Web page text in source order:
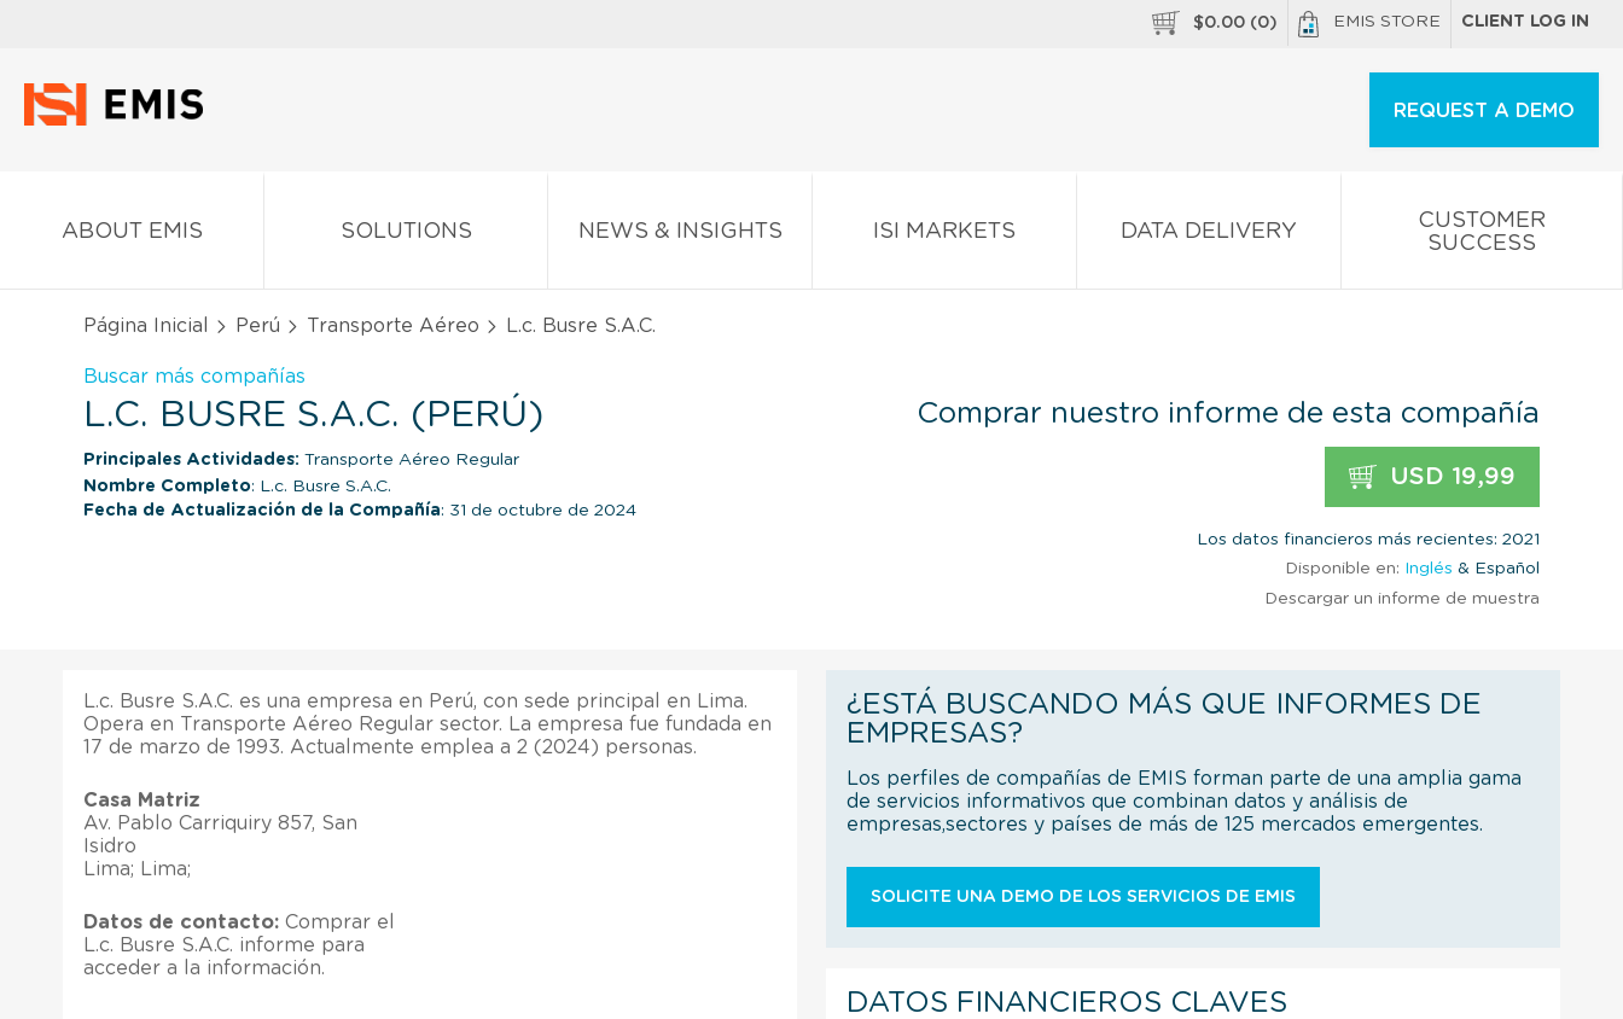
$0.00 (0) EMIS STORE CLIENT LOG IN
REQUEST A DEMO
ABOUT EMIS SOLUTIONS NEWS & INSIGHTS ISI MARKETS DATA DELIVERY
CUSTOMER
SUCCESS
Página Inicial Perú Transporte Aéreo L.c. Busre S.A.C.
Buscar más compañías
L.C. BUSRE S.A.C. (PERÚ)
Principales Actividades: Transporte Aéreo Regular
Nombre Completo: L.c. Busre S.A.C.
Fecha de Actualización de la Compañía: 31 de octubre de 2024
Comprar nuestro informe de esta compañía
USD 19,99
Los datos financieros más recientes: 2021
Disponible en: Inglés & Español
Descargar un informe de muestra
L.c. Busre S.A.C. es una empresa en Perú, con sede principal en Lima.
Opera en Transporte Aéreo Regular sector. La empresa fue fundada en
17 de marzo de 1993. Actualmente emplea a 2 (2024) personas.
Casa Matriz
Av. Pablo Carriquiry 857, San
Isidro
Lima; Lima;
Datos de contacto: Comprar el
L.c. Busre S.A.C. informe para
acceder a la información.
¿ESTÁ BUSCANDO MÁS QUE INFORMES DE
EMPRESAS?
Los perfiles de compañías de EMIS forman parte de una amplia gama
de servicios informativos que combinan datos y análisis de
empresas,sectores y países de más de 125 mercados emergentes.
SOLICITE UNA DEMO DE LOS SERVICIOS DE EMIS
DATOS FINANCIEROS CLAVES